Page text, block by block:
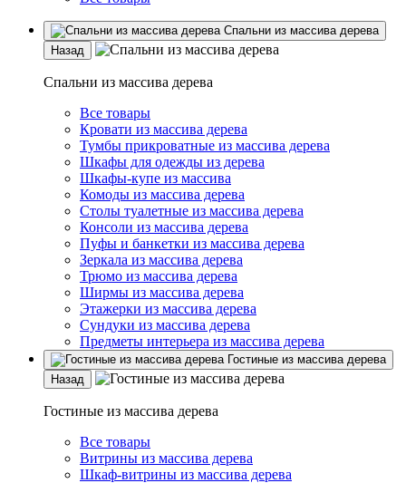
Спальни из массива дерева
Назад
Спальни из массива дерева
Все товары
Кровати из массива дерева
Тумбы прикроватные из массива дерева
Шкафы для одежды из дерева
Шкафы-купе из массива
Комоды из массива дерева
Столы туалетные из массива дерева
Консоли из массива дерева
Пуфы и банкетки из массива дерева
Зеркала из массива дерева
Трюмо из массива дерева
Ширмы из массива дерева
Этажерки из массива дерева
Сундуки из массива дерева
Предметы интерьера из массива дерева
Гостиные из массива дерева
Назад
Гостиные из массива дерева
Все товары
Витрины из массива дерева
Шкаф-витрины из массива дерева